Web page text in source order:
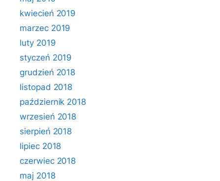
kwiecień 2019
marzec 2019
luty 2019
styczeń 2019
grudzień 2018
listopad 2018
październik 2018
wrzesień 2018
sierpień 2018
lipiec 2018
czerwiec 2018
maj 2018